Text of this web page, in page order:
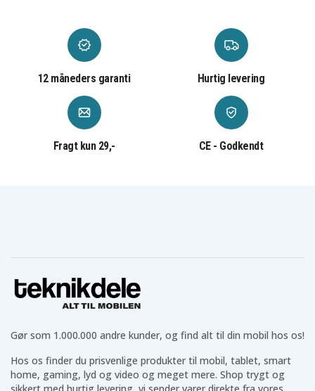
at reparere din iPhone-skærm eller udskifte batteriet i
din Samsung Galaxy kan du forlænge enhedens levetid.
bruge.
Høretelefoner til dine behov
Vi har et bredt udvalg af høretelefoner som AirPods,
Galaxy Buds og mange prisvenlige alternativer. Uanset
Udover ovenstående har vi også teknik til hverdagen
som
powerbanks, batterier
mere, som gør hverdagen lettere.
bedømmelser
Hos Teknikdele er vi stolte af vores flotte anmeldelser
og ratings på Trustpilot, Google og andre platforme.
12 måneders garanti Hurtig levering
Fragt kun 29,- CE - Godkendt
Gør som 1.000.000 andre kunder, og find alt til din mobil hos os!
Hos os finder du prisvenlige produkter til mobil, tablet, smart
home, gaming, lyd og video og meget mere. Shop trygt og